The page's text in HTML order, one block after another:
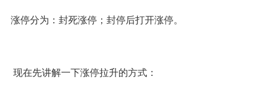
涨停分为：封死涨停；封停后打开涨停。
现在先讲解一下涨停拉升的方式：